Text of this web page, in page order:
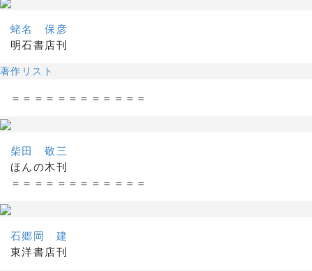
蛯名 保彦
明石書店刊
著作リスト
＝＝＝＝＝＝＝＝＝＝＝＝
柴田 敬三
ほんの木刊
＝＝＝＝＝＝＝＝＝＝＝＝
石郷岡 建
東洋書店刊